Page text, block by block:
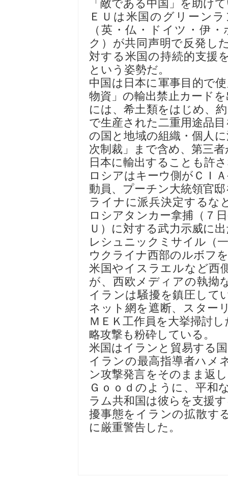
「敵である中国」を助け
ＥＵは米国のグリーン
（英・仏・ドイツ・伊
ク）が共同声明で反発し
対する米国の持続的支援
という姿勢だ。
中国は日本に軍事目的で
物資」の輸出禁止カード
には、希土類をはじめ、
で生産された二重用途品
の国と地域の組織・個人
次制裁」まで含め、第三
日本に輸出することも許
ロシアはキーウ側がＣＩ
動員、プーチン大統領官
ライナに派兵決定するな
ロシアタンカー拿捕（７
Ｕ）に対する武力示威に
レシュニックミサイル（
ウクライナ西部のルボフ
米国やイスラエルなど西
が、西欧メディアの執拗
イランは騒擾を鎮圧して
ネット網を遮断、スター
ＭＥＫ工作員を大挙掃討
略攻撃も粉砕している。
米国はイランと貿易する
イランの最高指導者ハメ
ン攻撃発言をそのまま返
Ｇｏｏｄのように、平和
ラム共和国は彼らを支援
擾事態をイランの拡散す
に厳重警告し